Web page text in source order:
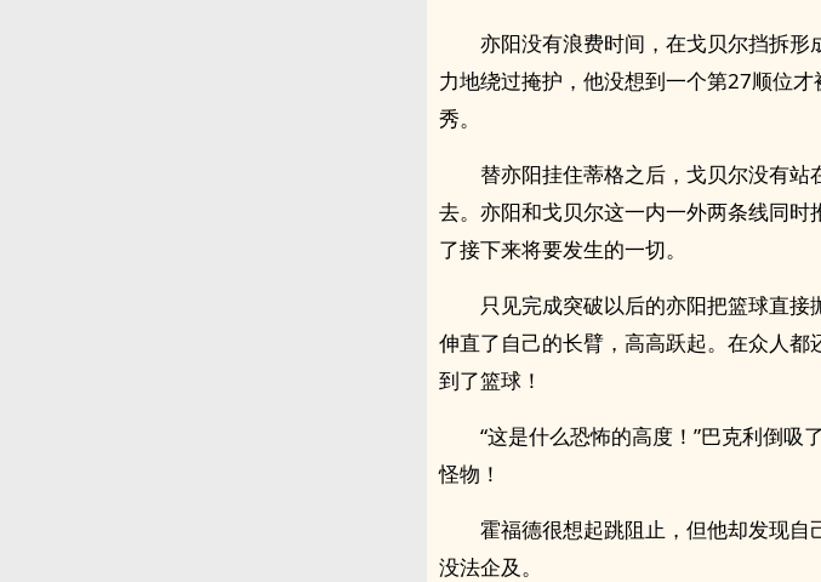
亦阳没有浪费时间，在戈贝尔挡拆
力地绕过掩护，他没想到一个第27顺位
秀。
替亦阳挂住蒂格之后，戈贝尔没有
去。亦阳和戈贝尔这一内一外两条线同
了接下来将要发生的一切。
只见完成突破以后的亦阳把篮球直
伸直了自己的长臂，高高跃起。在众人
到了篮球！
“这是什么恐怖的高度！”巴克利倒吸
怪物！
霍福德很想起跳阻止，但他却发现
没法企及。